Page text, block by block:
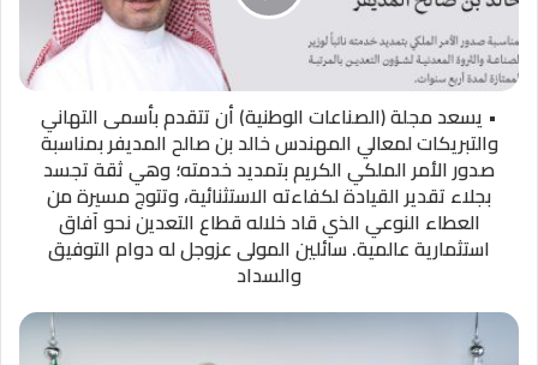
• يسعد مجلة (الصناعات الوطنية) أن تتقدم بأسمى التهاني
والتبريكات لمعالي المهندس خالد بن صالح المديفر بمناسبة
صدور الأمر الملكي الكريم بتمديد خدمته؛ وهي ثقة تجسد
بجلاء تقدير القيادة لكفاءته الاستثنائية، وتتوج مسيرة من
العطاء النوعي الذي قاد خلاله قطاع التعدين نحو آفاق
استثمارية عالمية. سائلين المولى عزوجل له دوام التوفيق
والسداد